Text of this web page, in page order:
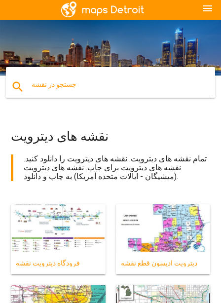
menu
search جستجو در نقشه
نقشه های دیترویت
تمام نقشه های دیترویت. نقشه های دیترویت را دانلود کنید.
نقشه های دیترویت برای چاپ. نقشه های دیترویت
(میشیگان - ایالات متحده آمریکا) به چاپ و دانلود.
فرودگاه دیترویت نقشه دیترویت ادیسون قطع نقشه